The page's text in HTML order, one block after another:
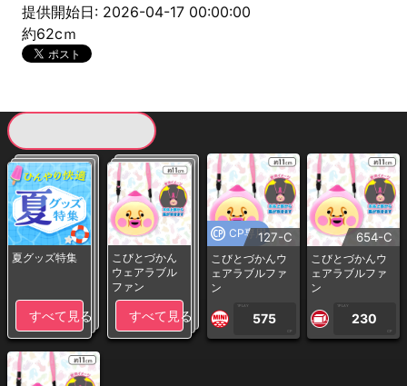
提供開始日: 2026-04-17 00:00:00
約62cｍ
夏グッズ特集
すべて見る
こびとづかん
ウェアラブル
ファン
すべて見る
CP専用127-C
こびとづかんウ
ェアラブルファ
ン
1PLAY
575
CP
654-C
こびとづかんウ
ェアラブルファ
ン
1PLAY
230
CP